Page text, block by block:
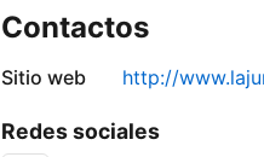
Contactos
Sitio web http://
Redes sociales